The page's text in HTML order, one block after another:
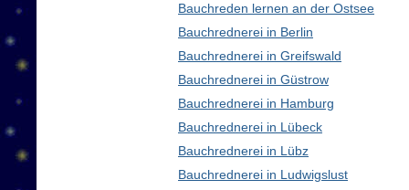
Bauchreden lernen an der Ostsee
Bauchrednerei in Berlin
Bauchrednerei in Greifswald
Bauchrednerei in Güstrow
Bauchrednerei in Hamburg
Bauchrednerei in Lübeck
Bauchrednerei in Lübz
Bauchrednerei in Ludwigslust